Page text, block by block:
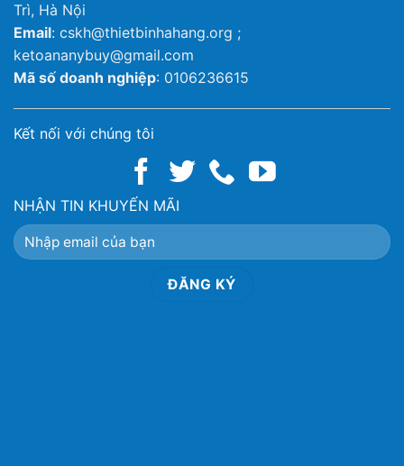
Trì, Hà Nội
Email: cskh@thietbinhahang.org ;
ketoananybuy@gmail.com
Mã số doanh nghiệp: 0106236615
Kết nối với chúng tôi
NHẬN TIN KHUYẾN MÃI